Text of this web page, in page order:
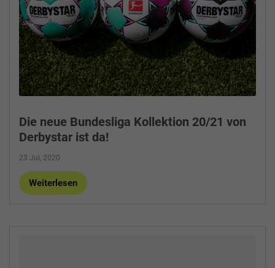
Die neue Bundesliga Kollektion 20/21 von
Derbystar ist da!
23 Jul, 2020
Weiterlesen